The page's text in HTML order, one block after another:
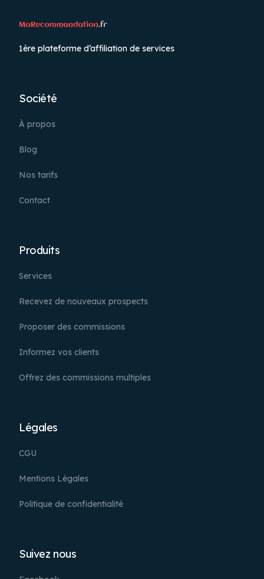
1ère plateforme d’affiliation de services
Société
À propos
Blog
Nos tarifs
Contact
Produits
Services
Recevez de nouveaux prospects
Proposer des commissions
Informez vos clients
Offrez des commissions multiples
Légales
CGU
Mentions Légales
Politique de confidentialité
Suivez nous